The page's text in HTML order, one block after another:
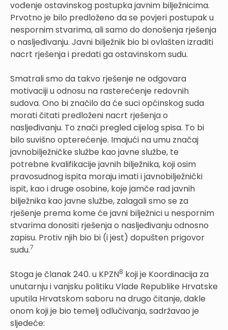
vođenje ostavinskog postupka javnim bilježnicima.
Prvotno je bilo predloženo da se povjeri postupak u
nespornim stvarima, ali samo do donošenja rješenja
o nasljeđivanju. Javni bilježnik bio bi ovlašten izraditi
nacrt rješenja i predati ga ostavinskom sudu.
Smatrali smo da takvo rješenje ne odgovara
motivaciji u odnosu na rasterećenje redovnih
sudova. Ono bi značilo da će suci općinskog suda
morati čitati predloženi nacrt rješenja o
nasljeđivanju. To znači pregled cijelog spisa. To bi
bilo suvišno opterećenje. Imajući na umu značaj
javnobilježničke službe kao javne službe, te
potrebne kvalifikacije javnih bilježnika, koji osim
pravosudnog ispita moraju imati i javnobilježnički
ispit, kao i druge osobine, koje jamče rad javnih
bilježnika kao javne službe, zalagali smo se za
rješenje prema kome će javni bilježnici u nespornim
stvarima donositi rješenja o nasljeđivanju odnosno
zapisu. Protiv njih bio bi (i jest) dopušten prigovor
sudu.7
Stoga je članak 240. u KPZN8 koji je Koordinacija za
unutarnju i vanjsku politiku Vlade Republike Hrvatske
uputila Hrvatskom saboru na drugo čitanje, dakle
onom koji je bio temelj odlučivanja, sadržavao je
sljedeće: